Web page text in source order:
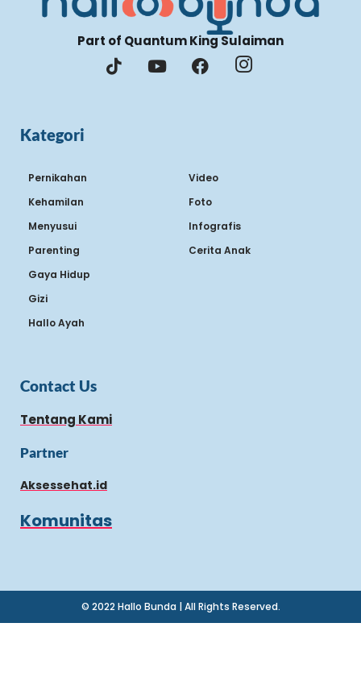
Part of Quantum King Sulaiman
Kategori
Pernikahan
Kehamilan
Menyusui
Parenting
Gaya Hidup
Gizi
Hallo Ayah
Video
Foto
Infografis
Cerita Anak
Contact Us
Tentang Kami
Partner
Aksessehat.id
Komunitas
© 2022 Hallo Bunda | All Rights Reserved.